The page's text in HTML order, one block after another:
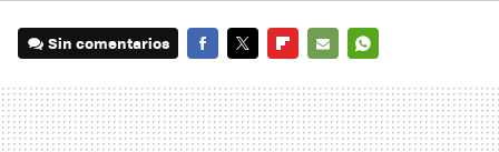
Sin comentarios
MAIL